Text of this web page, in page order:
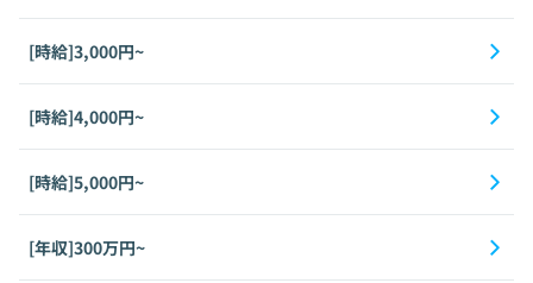
[時給]3,000円~
[時給]4,000円~
[時給]5,000円~
[年収]300万円~